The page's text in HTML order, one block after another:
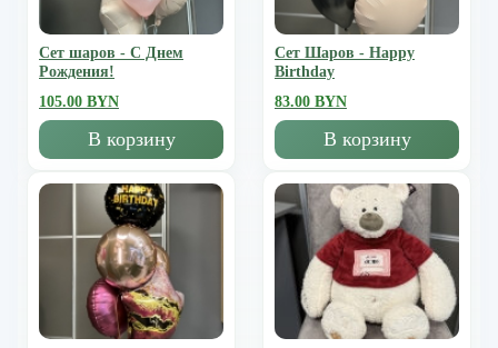
Сет шаров - С Днем
Рождения!
105.00 BYN
В корзину
Сет Шаров - Happy
Birthday
83.00 BYN
В корзину